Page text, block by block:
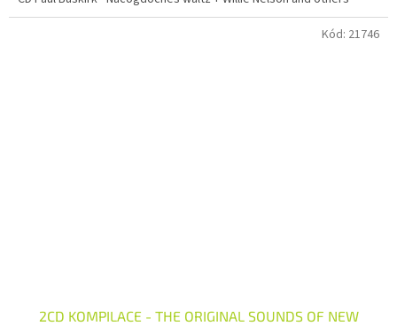
2CD KOMPILACE - THE ORIGINAL SOUNDS OF NEW
Kód: 21746